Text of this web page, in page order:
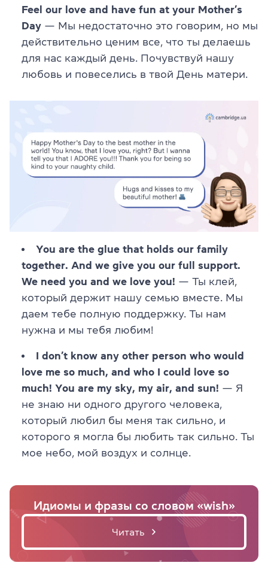
Feel our love and have fun at your Mother’s
Day — Мы недостаточно это говорим, но мы
действительно ценим все, что ты делаешь
для нас каждый день. Почувствуй нашу
любовь и повеселись в твой День матери.
You are the glue that holds our family
together. And we give you our full support.
We need you and we love you! — Ты клей,
который держит нашу семью вместе. Мы
даем тебе полную поддержку. Ты нам
нужна и мы тебя любим!
I don’t know any other person who would
love me so much, and who I could love so
much! You are my sky, my air, and sun! — Я
не знаю ни одного другого человека,
который любил бы меня так сильно, и
которого я могла бы любить так сильно. Ты
мое небо, мой воздух и солнце.
Идиомы и фразы со словом «wish»
Читать